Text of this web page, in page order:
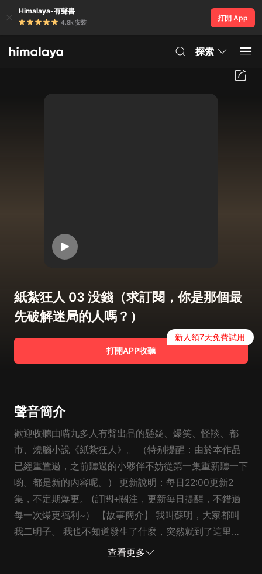
Himalaya-有聲書
4.8k 安裝
打開 App
探索
紙紮狂人 03 没錢（求訂閱，你是那個最
先破解迷局的人嗎？）
打開APP收聽
新人領7天免費試用
聲音簡介
歡迎收聽由喵九多人有聲出品的懸疑、爆笑、怪談、都
市、燒腦小說《紙紮狂人》。 （特别提醒：由於本作品
已經重置過，之前聽過的小夥伴不妨從第一集重新聽一下
喲。都是新的內容呢。） 更新說明：每日22:00更新2
集，不定期爆更。 (訂閱+關注，更新每日提醒，不錯過
每一次爆更福利~） 【故事簡介】 我叫蘇明，大家都叫
我二明子。 我也不知道發生了什麼，突然就到了這里。
這是一個與我記憶中完全不同的世界 老和尚跟我說，只
查看更多